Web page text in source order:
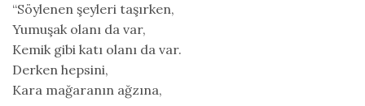
“Söylenen şeyleri taşırken,
Yumuşak olanı da var,
Kemik gibi katı olanı da var.
Derken hepsini,
Kara mağaranın ağzına,